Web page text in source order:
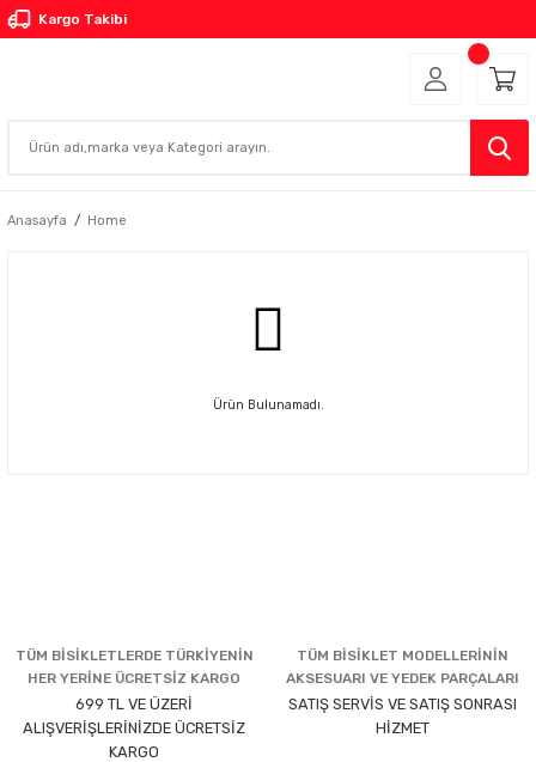
Kargo Takibi
Anasayfa Home
Ürün Bulunamadı.
TÜM BİSİKLETLERDE TÜRKİYENİN
HER YERİNE ÜCRETSİZ KARGO
699 TL VE ÜZERİ
ALIŞVERİŞLERİNİZDE ÜCRETSİZ
KARGO
TÜM BİSİKLET MODELLERİNİN
AKSESUARI VE YEDEK PARÇALARI
SATIŞ SERVİS VE SATIŞ SONRASI
HİZMET